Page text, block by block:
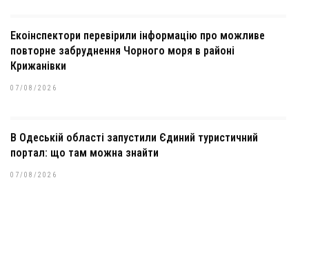
Екоінспектори перевірили інформацію про можливе
повторне забруднення Чорного моря в районі
Крижанівки
07/08/2026
В Одеській області запустили Єдиний туристичний
портал: що там можна знайти
07/08/2026